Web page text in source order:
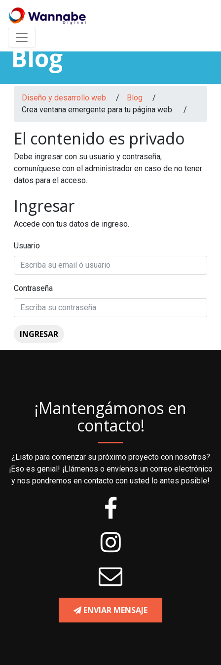
Blog
Diseño y desarrollo web / Blog
/
Crea ventana emergente para tu página web. /
El contenido es privado
Debe ingresar con su usuario y contraseña,
comuníquese con el administrador en caso de no tener
datos para el acceso.
Ingresar
Accede con tus datos de ingreso.
Usuario
Contraseña
INGRESAR
¡Mantengámonos en
contacto!
¿Listo para comenzar su próximo proyecto con nosotros?
¡Eso es genial! ¡Llámenos o envíenos un correo electrónico
y nos pondremos en contacto con usted lo antes posible!
ENVIAR MENSAJE